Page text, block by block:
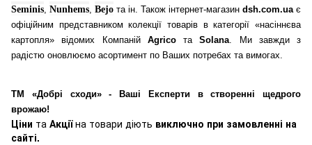
Seminis Nunhems Bejo та ін. Також інтернет-магазин dsh.com.ua є
офіційним представником колекції товарів в категорії «насіннєва
картопля» відомих Компаній AgricoтаSolana . Ми завжди з
радістю оновлюємо асортимент по Ваших потребах та вимогах.
ТМ «Добрі сходи» - Ваші Експерти в створенні щедрого
врожаю!
Ціни та Акціїна товари діють виключно при замовленні на
сайті.